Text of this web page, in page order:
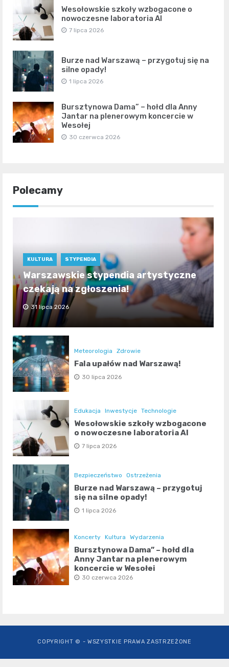
Wesołowskie szkoły wzbogacone o
nowoczesne laboratoria AI
7 lipca 2026
Burze nad Warszawą – przygotuj się na
silne opady!
1 lipca 2026
Bursztynowa Dama” – hołd dla Anny
Jantar na plenerowym koncercie w
Wesołej
30 czerwca 2026
Polecamy
KULTURA STYPENDIA
Warszawskie stypendia artystyczne
czekają na zgłoszenia!
31 lipca 2026
Meteorologia Zdrowie
Fala upałów nad Warszawą!
30 lipca 2026
Edukacja Inwestycje Technologie
Wesołowskie szkoły wzbogacone
o nowoczesne laboratoria AI
7 lipca 2026
Bezpieczeństwo Ostrzeżenia
Burze nad Warszawą – przygotuj
się na silne opady!
1 lipca 2026
Koncerty Kultura Wydarzenia
Bursztynowa Dama” – hołd dla
Anny Jantar na plenerowym
koncercie w Wesołej
30 czerwca 2026
COPYRIGHT © - WSZYSTKIE PRAWA ZASTRZEŻONE